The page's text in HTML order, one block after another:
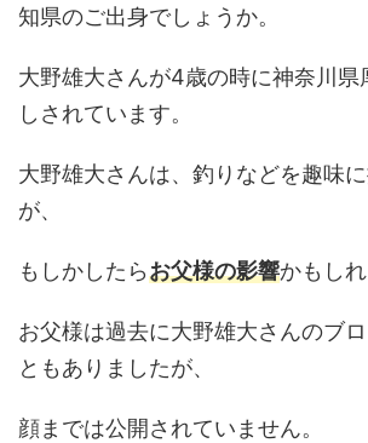
知県のご出身でしょうか。
大野雄大さんが4歳の時に神奈川県
しされています。
大野雄大さんは、釣りなどを趣味
が、
もしかしたらお父様の影響かもしれ
お父様は過去に大野雄大さんのブ
ともありましたが、
顔までは公開されていません。